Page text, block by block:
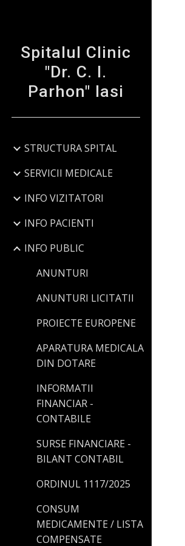
Spitalul Clinic
"Dr. C. I.
Parhon" Iasi
STRUCTURA SPITAL
SERVICII MEDICALE
INFO VIZITATORI
INFO PACIENTI
INFO PUBLIC
ANUNTURI
ANUNTURI LICITATII
PROIECTE EUROPENE
APARATURA MEDICALA
DIN DOTARE
INFORMATII
FINANCIAR -
CONTABILE
SURSE FINANCIARE -
BILANT CONTABIL
ORDINUL 1117/2025
CONSUM
MEDICAMENTE / LISTA
COMPENSATE